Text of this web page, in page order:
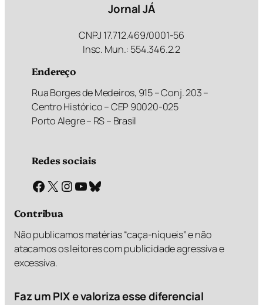
Jornal JÁ
CNPJ 17.712.469/0001-56
Insc. Mun.: 554.346.2.2
Endereço
Rua Borges de Medeiros, 915 – Conj. 203 –
Centro Histórico – CEP 90020-025
Porto Alegre – RS – Brasil
Redes sociais
Facebook X Instagram Youtube Bluesky
Contribua
Não publicamos matérias “caça-níqueis” e não
atacamos os leitores com publicidade agressiva e
excessiva.
Faz um PIX e valoriza esse diferencial